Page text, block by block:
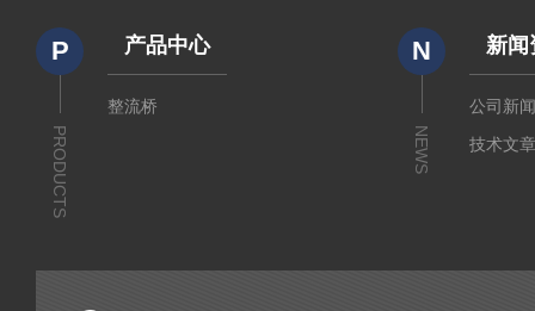
P
PRODUCTS
产品中心
整流桥
N
NEWS
新闻
公司新
技术文